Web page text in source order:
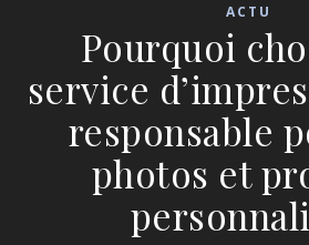
ACTU
Pourquoi
service
responsable
photos et